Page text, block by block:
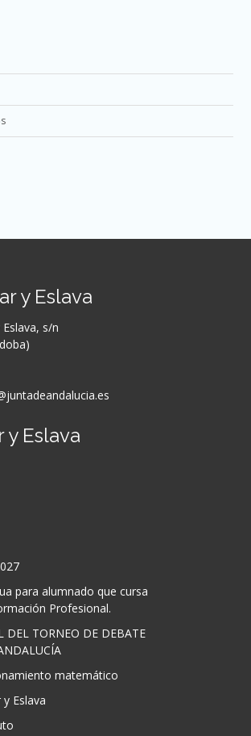
y Eslava
s/n
y Eslava
para alumnado que cursa
Profesional.
DEL TORNEO DE DEBATE
matemático
Eslava